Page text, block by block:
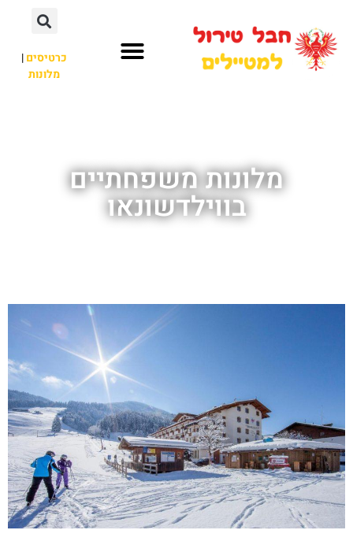
כרטיסים|
מלונות
מלונות משפחתיים
בווילדשונאו